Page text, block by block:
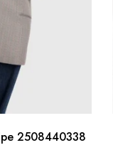
2508440338